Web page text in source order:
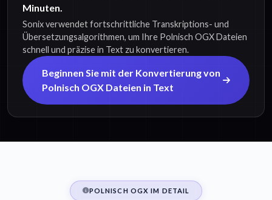
Minuten.
Sonix verwendet fortschrittliche Transkriptions- und
Übersetzungsalgorithmen, um Ihre Polnisch OGX Dateien
schnell und präzise in Text zu konvertieren.
Beginnen Sie mit der Konvertierung von
Polnisch OGX Dateien in Text
POLNISCH OGX IM DETAIL